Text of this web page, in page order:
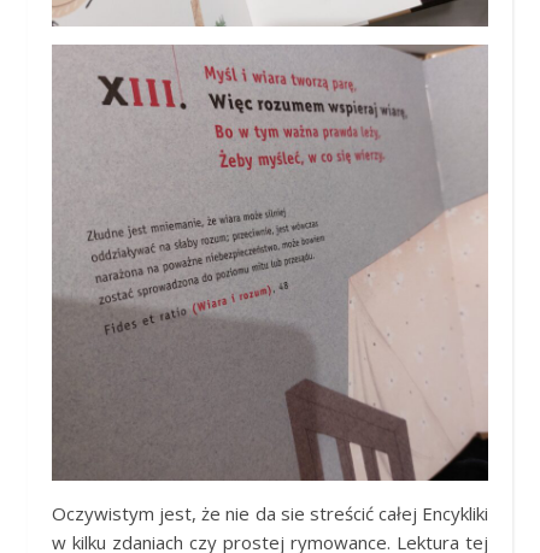
Oczywistym jest, że nie da sie streścić całej Encykliki
w kilku zdaniach czy prostej rymowance. Lektura tej